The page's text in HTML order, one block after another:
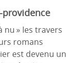
providence
nu » les travers
romans
est devenu un